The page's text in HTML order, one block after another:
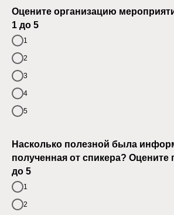
Оцените организацию
1 до 5
1
2
3
4
5
Насколько полезной была
полученная от спикера? Оцените
до 5
1
2